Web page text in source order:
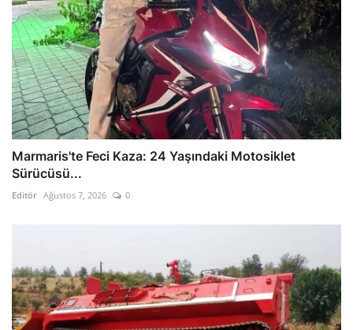
Marmaris'te Feci Kaza: 24 Yaşındaki Motosiklet
Sürücüsü...
Editör Ağustos 7, 2026 0